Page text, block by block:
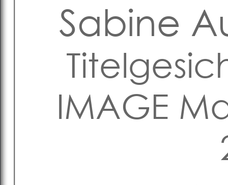
Sabine
IMAGE